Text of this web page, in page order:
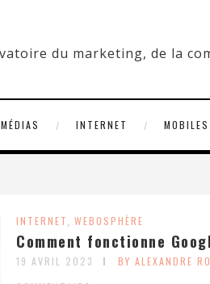
MÉDIAS INTERNET MOBILES
INTERNET, WEBOSPHÈRE
Comment fonctionne
19 AVRIL 2023 BY ALEXANDRE